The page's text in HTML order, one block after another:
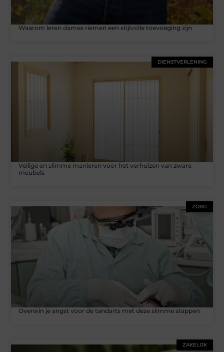
Waarom leren dames riemen een stijlvolle toevoeging zijn
DIENSTVERLENING
Veilige en slimme manieren voor het verhuizen van zware
meubels
ZORG
Overwin je angst voor de tandarts met deze slimme stappen
ZAKELIJK